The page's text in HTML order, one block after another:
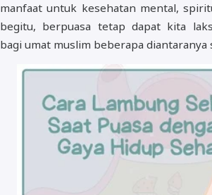
manfaat untuk kesehatan mental,
begitu, berpuasa tetap dapat kita
bagi umat muslim beberapa diantaranya